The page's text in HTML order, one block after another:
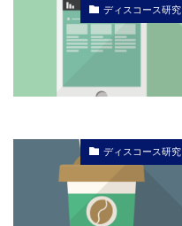
ディスコース研究
ディスコース研究